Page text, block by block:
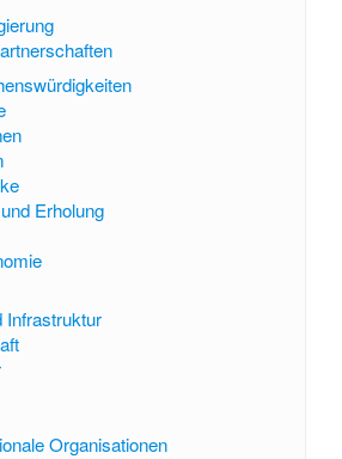
Erholung
Infrastruktur
Organisationen